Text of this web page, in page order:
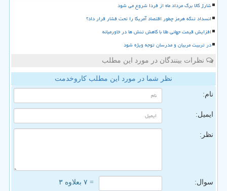
شارژ کالا برگ مرداد ماه از فردا شروع می شود
انسداد تنگه هرمز چطور اقتصاد آمریکا را تحت فشار قرار داد؟
افزایش قیمت جهانی طلا با کاهش تنش ها در خاورمیانه
در تربیت مربیان و مدرسان توجه ویژه شود
نظرات بینندگان در مورد این مطلب
نظر شما در مورد این مطلب کاروخدمت
نام:
ایمیل:
نظر:
سوال: = ۷ بعلاوه ۳